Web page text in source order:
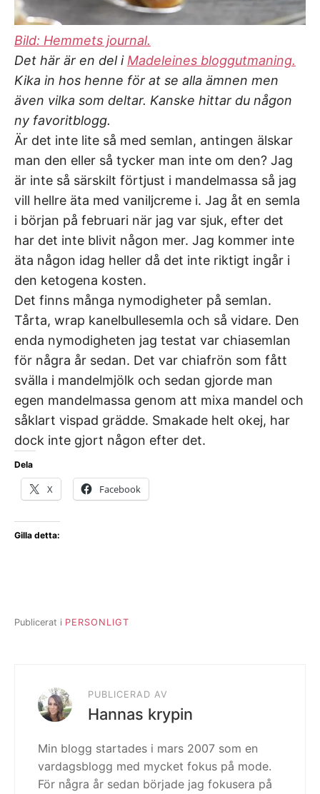
Bild: Hemmets journal.
Det här är en del i Madeleines bloggutmaning.
Kika in hos henne för at se alla ämnen men
även vilka som deltar. Kanske hittar du någon
ny favoritblogg.
Är det inte lite så med semlan, antingen älskar
man den eller så tycker man inte om den? Jag
är inte så särskilt förtjust i mandelmassa så jag
vill hellre äta med vaniljcreme i. Jag åt en semla
i början på februari när jag var sjuk, efter det
har det inte blivit någon mer. Jag kommer inte
äta någon idag heller då det inte riktigt ingår i
den ketogena kosten.
Det finns många nymodigheter på semlan.
Tårta, wrap kanelbullesemla och så vidare. Den
enda nymodigheten jag testat var chiasemlan
för några år sedan. Det var chiafrön som fått
svälla i mandelmjölk och sedan gjorde man
egen mandelmassa genom att mixa mandel och
såklart vispad grädde. Smakade helt okej, har
dock inte gjort någon efter det.
Dela
X Facebook
Gilla detta:
Publicerat i PERSONLIGT
PUBLICERAD AV
Hannas krypin
Min blogg startades i mars 2007 som en
vardagsblogg med mycket fokus på mode.
För några år sedan började jag fokusera på